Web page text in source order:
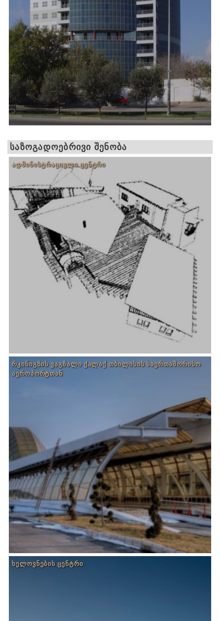
ᲡᲐᲖᲝᲒᲐᲓᲝᲔᲑᲠᲘᲕᲘ ᲨᲔᲜᲝᲑᲐ
ᲐᲓᲛᲘᲜᲘᲡᲢᲠᲐᲪᲘᲣᲚᲘ ᲪᲔᲜᲢᲠᲘ
ᲠᲙᲘᲜᲘᲒᲖᲘᲡ ᲕᲐᲒᲖᲐᲚᲘ ᲥᲐᲚᲐᲥ ᲗᲑᲘᲚᲘᲡᲘᲡ ᲡᲐᲔᲠᲗᲐᲨᲝᲠᲘᲡᲝ
ᲐᲔᲠᲝᲞᲝᲠᲢᲗᲐᲜ
ᲮᲔᲚᲝᲕᲜᲔᲑᲘᲡ ᲪᲔᲜᲢᲠᲘ